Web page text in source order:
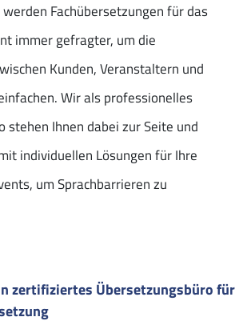
Fachübersetzungen für das
immer gefragter, um die
Kunden, Veranstaltern und
Wir als professionelles
stehen Ihnen dabei zur Seite und
individuellen Lösungen für Ihre
um Sprachbarrieren zu
zertifiziertes Übersetzungsbüro für